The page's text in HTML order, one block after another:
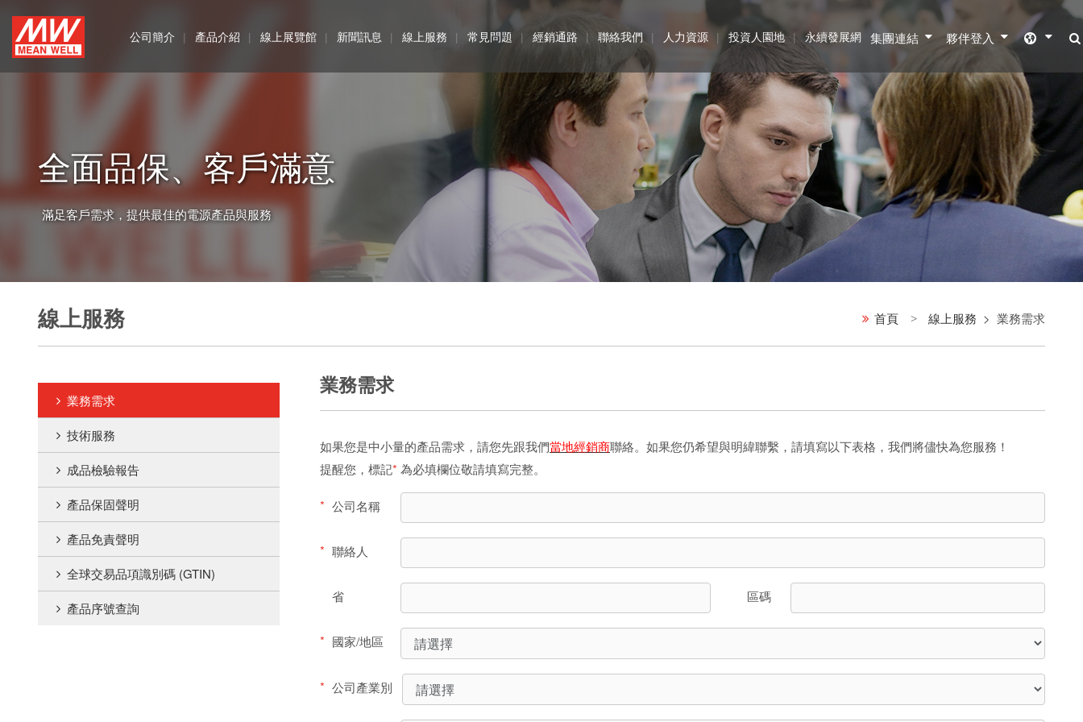
MEAN
WELL
Enterprises
Ltd.
公司簡介 產品介紹 線上展覽館 新聞訊息 線上服務 常見問題 經銷通路 聯絡我們 人力資源 投資人園地 永續發展網 集團連結 夥伴登入
全面品保、客戶滿意
滿足客戶需求，提供最佳的電源產品與服務
線上服務 首頁 線上服務 業務需求
業務需求
技術服務
成品檢驗報告
產品保固聲明
產品免責聲明
全球交易品項識別碼 (GTIN)
產品序號查詢
業務需求
如果您是中小量的產品需求，請您先跟我們當地經銷商聯絡。如果您仍希望與明緯聯繫，請填寫以下表格，我們將儘快為您服務！
提醒您，標記* 為必填欄位敬請填寫完整。
* 公司名稱
* 聯絡人
省 區碼
* 國家/地區
* 公司產業別